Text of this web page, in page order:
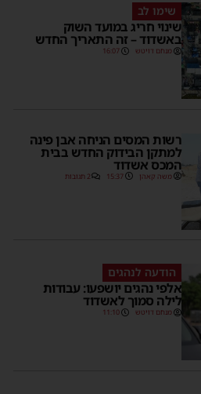
שימו לב
שינוי חריג במועד השוק
באשדוד – זה התאריך החדש
מנחם דויטש 16:07
רשות המסים הניחה אבן פינה
למתקן הבידוק החדש בבית
המכס אשדוד
משה קאהן 15:37 2 תגובות
הודעה לנהגים
אלפי נהגים יושפעו: עבודות
לילה סמוך לאשדוד
מנחם דויטש 11:10